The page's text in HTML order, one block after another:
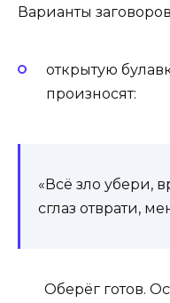
Варианты
открытую
произносят:
«Всё зло убери,
сглаз отврати,
Оберёг готов.